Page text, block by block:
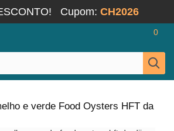
Cupom: CH2026
0
e verde Food Oysters HFT da